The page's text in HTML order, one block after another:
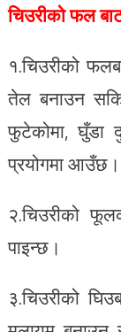
चिउरीको फल
१.चिउरीको
तेल बनाउन
फुटेकोमा, घुँडा
प्रयोगमा आउँछ।
२.चिउरीको
पाइन्छ।
३.चिउरीको